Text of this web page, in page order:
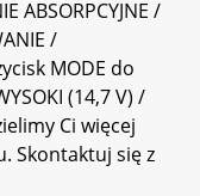
ABSORPCYJNE /
/
MODE do
(14,7 V) /
Ci więcej
Skontaktuj się z